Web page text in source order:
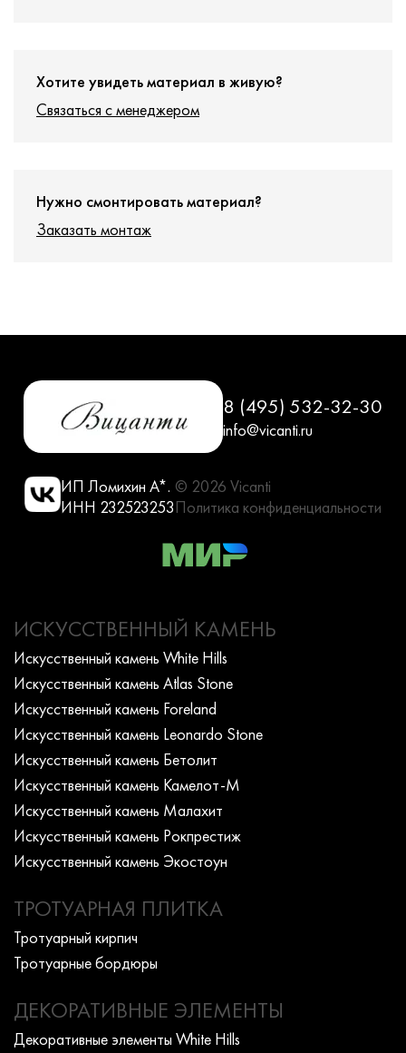
Хотите увидеть материал в живую?
Связаться с менеджером
Нужно смонтировать материал?
Заказать монтаж
8 (495) 532-32-30
info@vicanti.ru
ИП Ломихин А*.
ИНН 232523253
© 2026 Vicanti
Политика конфиденциальности
ИСКУССТВЕННЫЙ КАМЕНЬ
Искусcтвенный камень White Hills
Искусcтвенный камень Atlas Stone
Искусcтвенный камень Foreland
Искусcтвенный камень Leonardo Stone
Искусcтвенный камень Бетолит
Искусcтвенный камень Камелот-М
Искусcтвенный камень Малахит
Искусcтвенный камень Рокпрестиж
Искусcтвенный камень Экостоун
ТРОТУАРНАЯ ПЛИТКА
Тротуарный кирпич
Тротуарные бордюры
ДЕКОРАТИВНЫЕ ЭЛЕМЕНТЫ
Декоративные элементы White Hills